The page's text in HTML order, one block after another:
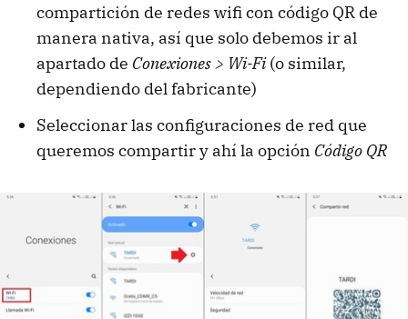
compartición de redes wifi con código QR de
manera nativa, así que solo debemos ir al
apartado de Conexiones > Wi-Fi(o similar,
dependiendo del fabricante)
Seleccionar las configuraciones de red que
queremos compartir y ahí la opción Código QR